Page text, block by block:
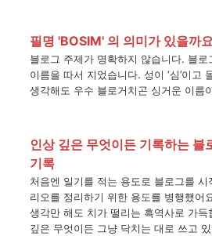
필명 'BOSIM' 의 의미가 있을까
블로그 주제가 명확하지 않습니다. 블로
이름을 따서 지었습니다. 성이 ‘심’이고
생각해도 우수 블로거치곤 싱거운 이름
인상 깊은 무엇이든 기록하는 블
기록
처음엔 일기를 적는 용도로 블로그를 시
리오를 정리하기 위한 용도를 병행했어
생각만 해도 치가 떨리는 흑역사로 가득
깊은 무엇이든 그냥 닥치는 대로 쓰고